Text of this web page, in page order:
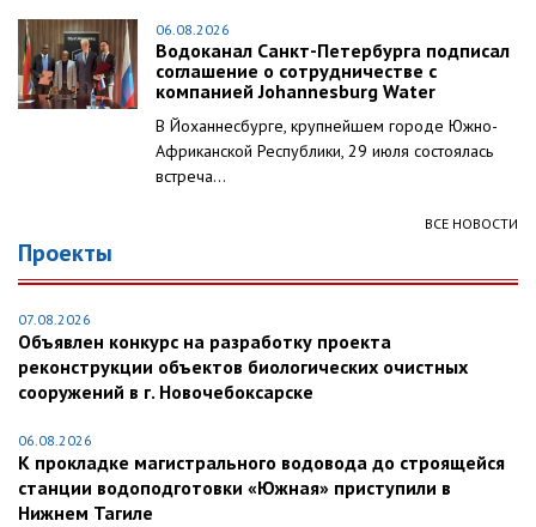
06.08.2026
Водоканал Санкт-Петербурга подписал
соглашение о сотрудничестве с
компанией Johannesburg Water
В Йоханнесбурге, крупнейшем городе Южно-
Африканской Республики, 29 июля состоялась
встреча...
ВСЕ НОВОСТИ
Проекты
07.08.2026
Объявлен конкурс на разработку проекта
реконструкции объектов биологических очистных
сооружений в г. Новочебоксарске
06.08.2026
К прокладке магистрального водовода до строящейся
станции водоподготовки «Южная» приступили в
Нижнем Тагиле